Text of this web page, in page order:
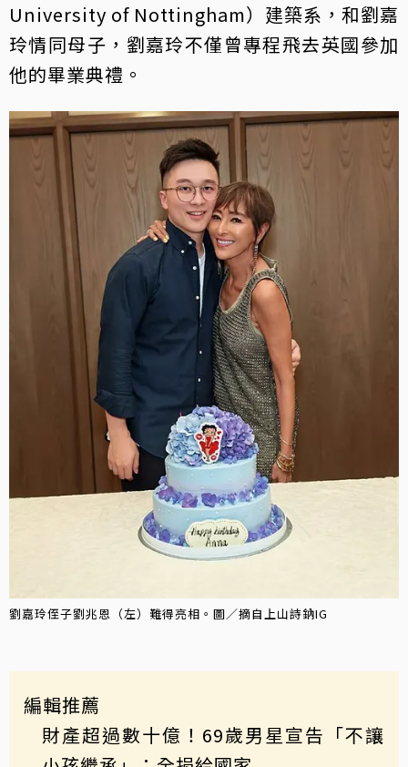
University of Nottingham）建築系，和劉嘉
玲情同母子，劉嘉玲不僅曾專程飛去英國參加
他的畢業典禮。
劉嘉玲侄子劉兆恩（左）難得亮相。圖／摘自上山詩鈉IG
編輯推薦
財產超過數十億！69歲男星宣告「不讓